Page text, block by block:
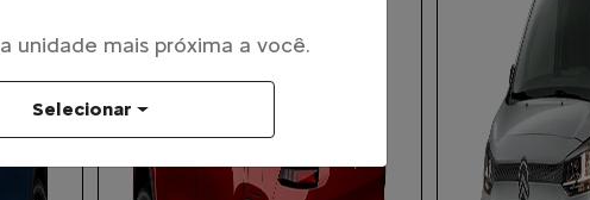
unidade mais próxima a você.
Selecionar